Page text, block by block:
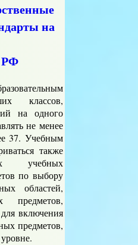
на
РФ
классов,
на одного
не менее
37. Учебным
также
учебных
по выбору
областей,
предметов,
включения
предметов,